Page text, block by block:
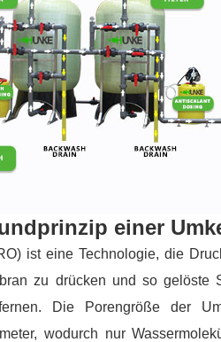
einer
ist eine Technologie, die
zu drücken und so gelöste
Die Porengröße der
wodurch nur